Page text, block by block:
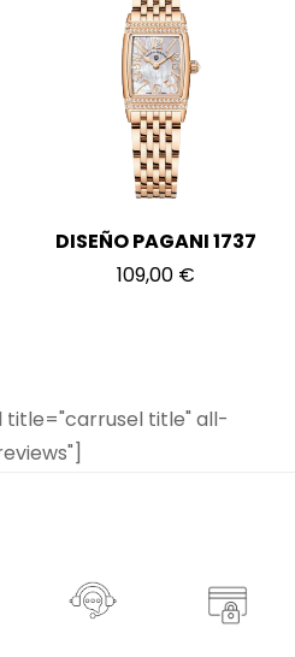
DISEÑO PAGANI 1737
109,00 €
title" all-